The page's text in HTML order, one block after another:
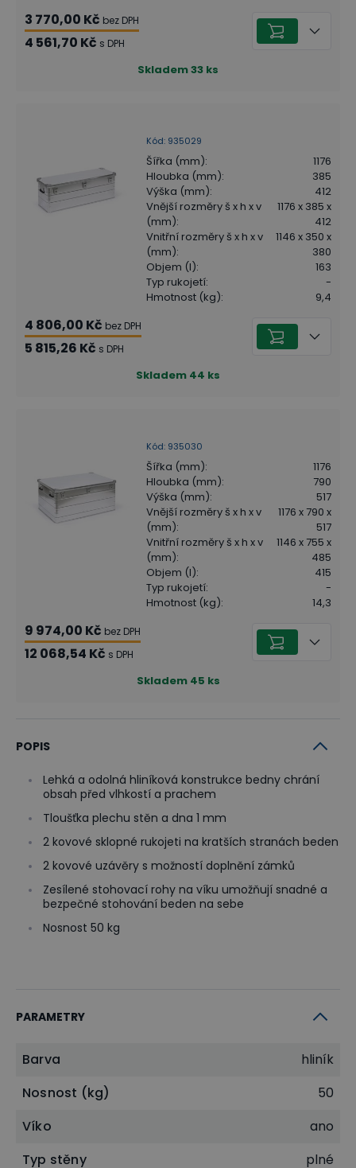
3 770,00 Kč bez DPH
4 561,70 Kč s DPH
Skladem33 ks
Kód: 935029
Šířka (mm):
1176
Hloubka (mm):
385
Výška (mm):
412
Vnější rozměry š x h x v
(mm):
1176 x 385 x
412
Vnitřní rozměry š x h x v
(mm):
1146 x 350 x
380
Objem (l):
163
Typ rukojetí:
-
Hmotnost (kg): 9,4
4 806,00 Kč bez DPH
5 815,26 Kč s DPH
Skladem 44 ks
Kód: 935030
Šířka (mm):
1176
Hloubka (mm):
790
Výška (mm):
517
Vnější rozměry š x h x v
(mm):
1176 x 790 x
517
Vnitřní rozměry š x h x v
(mm):
1146 x 755 x
485
Objem (l):
415
Typ rukojetí:
-
Hmotnost (kg): 14,3
9 974,00 Kč bez DPH
12 068,54 Kč s DPH
Skladem 45 ks
POPIS
Lehká a odolná hliníková konstrukce bedny chrání
obsah před vlhkostí a prachem
Tloušťka plechu stěn a dna 1 mm
2 kovové sklopné rukojeti na kratších stranách beden
2 kovové uzávěry s možností doplnění zámků
Zesílené stohovací rohy na víku umožňují snadné a
bezpečné stohování beden na sebe
Nosnost 50 kg
PARAMETRY
Barva
hliník
Nosnost (kg)
50
Víko
ano
Typ stěny
plné